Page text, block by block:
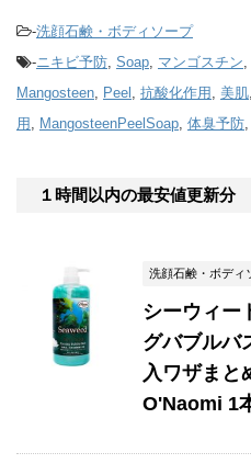
-洗顔石鹸・ボディソープ
-ニキビ予防, Soap, マンゴスチン,
Mangosteen, Peel , 抗酸化作用 , 美肌,
用 , MangosteenPeelSoap, 体臭予防,
１時間以内の最安値更新分
洗顔石鹸・ボディ
シーウィー
グバブルバ
入ワザまと
O'Naomi 1